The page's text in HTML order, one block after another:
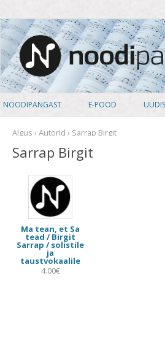
Noodipank
noodipank.ee
NOODIPANGAST
TUTVUSTUS
KASUTAJA LEPING
KUIDAS NOOTI OSTA
PRIVAATSUSPOLIITIKA
E-POOD
Algus › Autorid › Sarrap Birgit
Sarrap Birgit
Ma tean, et Sa
tead / Birgit
Sarrap / solistile
ja
taustvokaalile
4.00€